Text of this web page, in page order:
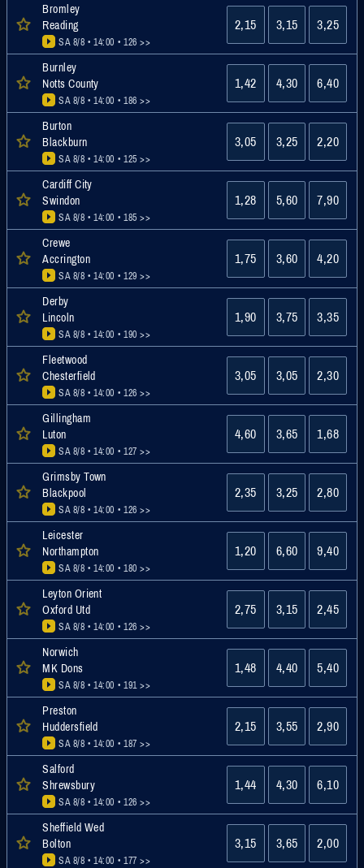
Bromley
Reading
SA 8/8 • 14:00 • 126 >>
2,15 3,15 3,25
Burnley
Notts County
SA 8/8 • 14:00 • 186 >>
1,42 4,30 6,40
Burton
Blackburn
SA 8/8 • 14:00 • 125 >>
3,05 3,25 2,20
Cardiff City
Swindon
SA 8/8 • 14:00 • 185 >>
1,28 5,60 7,90
Crewe
Accrington
SA 8/8 • 14:00 • 129 >>
1,75 3,60 4,20
Derby
Lincoln
SA 8/8 • 14:00 • 190 >>
1,90 3,75 3,35
Fleetwood
Chesterfield
SA 8/8 • 14:00 • 126 >>
3,05 3,05 2,30
Gillingham
Luton
SA 8/8 • 14:00 • 127 >>
4,60 3,65 1,68
Grimsby Town
Blackpool
SA 8/8 • 14:00 • 126 >>
2,35 3,25 2,80
Leicester
Northampton
SA 8/8 • 14:00 • 180 >>
1,20 6,60 9,40
Leyton Orient
Oxford Utd
SA 8/8 • 14:00 • 126 >>
2,75 3,15 2,45
Norwich
MK Dons
SA 8/8 • 14:00 • 191 >>
1,48 4,40 5,40
Preston
Huddersfield
SA 8/8 • 14:00 • 187 >>
2,15 3,55 2,90
Salford
Shrewsbury
SA 8/8 • 14:00 • 126 >>
1,44 4,30 6,10
Sheffield Wed
Bolton
SA 8/8 • 14:00 • 177 >>
3,15 3,65 2,00